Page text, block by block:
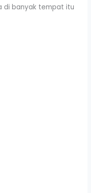
di banyak tempat itu